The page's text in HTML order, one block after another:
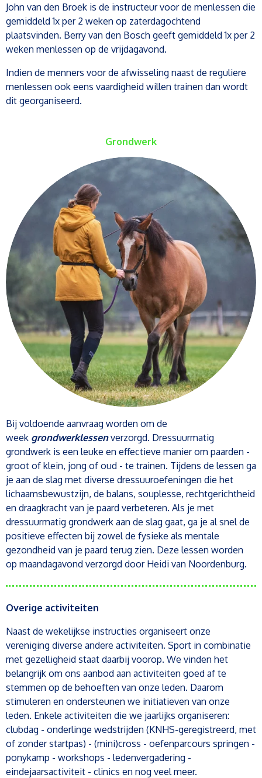
John van den Broek is de instructeur voor de menlessen die
gemiddeld 1x per 2 weken op zaterdagochtend
plaatsvinden. Berry van den Bosch geeft gemiddeld 1x per 2
weken menlessen op de vrijdagavond.
Indien de menners voor de afwisseling naast de reguliere
menlessen ook eens vaardigheid willen trainen dan wordt
dit georganiseerd.
Grondwerk
Bij voldoende aanvraag worden om de
week grondwerklessen verzorgd. Dressuurmatig
grondwerk is een leuke en effectieve manier om paarden -
groot of klein, jong of oud - te trainen. Tijdens de lessen ga
je aan de slag met diverse dressuuroefeningen die het
lichaamsbewustzijn, de balans, souplesse, rechtgerichtheid
en draagkracht van je paard verbeteren. Als je met
dressuurmatig grondwerk aan de slag gaat, ga je al snel de
positieve effecten bij zowel de fysieke als mentale
gezondheid van je paard terug zien. Deze lessen worden
op maandagavond verzorgd door Heidi van Noordenburg.
Overige activiteiten
Naast de wekelijkse instructies organiseert onze
vereniging diverse andere activiteiten. Sport in combinatie
met gezelligheid staat daarbij voorop. We vinden het
belangrijk om ons aanbod aan activiteiten goed af te
stemmen op de behoeften van onze leden. Daarom
stimuleren en ondersteunen we initiatieven van onze
leden. Enkele activiteiten die we jaarlijks organiseren:
clubdag - onderlinge wedstrijden (KNHS-geregistreerd, met
of zonder startpas) - (mini)cross - oefenparcours springen -
ponykamp - workshops - ledenvergadering -
eindejaarsactiviteit - clinics en nog veel meer.